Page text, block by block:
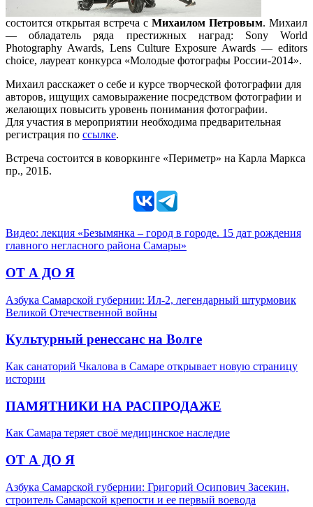
состоится открытая встреча с Михаилом Петровым. Михаил
— обладатель ряда престижных наград: Sony World
Photography Awards, Lens Culture Exposure Awards — editors
choice, лауреат конкурса «Молодые фотографы России-2014».
Михаил расскажет о себе и курсе творческой фотографии для
авторов, ищущих самовыражение посредством фотографии и
желающих повысить уровень понимания фотографии.
Для участия в мероприятии необходима предварительная
регистрация по ссылке.
Встреча состоится в коворкинге «Периметр» на Карла Маркса
пр., 201Б.
Видео: лекция «Безымянка – город в городе. 15 дат рождения
главного негласного района Самары»
ОТ А ДО Я
Азбука Самарской губернии: Ил-2, легендарный штурмовик
Великой Отечественной войны
Культурный ренессанс на Волге
Как санаторий Чкалова в Самаре открывает новую страницу
истории
ПАМЯТНИКИ НА РАСПРОДАЖЕ
Как Самара теряет своё медицинское наследие
ОТ А ДО Я
Азбука Самарской губернии: Григорий Осипович Засекин,
строитель Самарской крепости и ее первый воевода